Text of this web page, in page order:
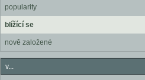
popularity
blížící se
nově založené
v...